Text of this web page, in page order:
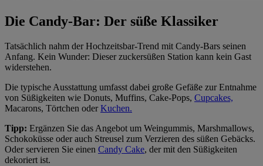
Die Candy-Bar: Der süße Klassiker
Tatsächlich nahm der Hochzeitsbar-Trend mit Candy-Bars seinen
Anfang. Kein Wunder: Dieser zuckersüßen Station kann kein Gast
widerstehen.
Die typische Ausstattung umfasst dabei große Gefäße zur Entnahme
von Süßigkeiten wie Donuts, Muffins, Cake-Pops, Cupcakes,
Macarons, Törtchen oder Kuchen.
Tipp: Ergänzen Sie das Angebot um Weingummis, Marshmallows,
Schokoküsse oder auch Streusel zum Verzieren des süßen Gebäcks.
Oder servieren Sie einen Candy Cake, der mit den Süßigkeiten
dekoriert ist.